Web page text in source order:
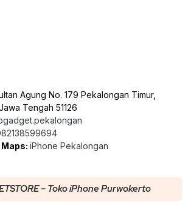
Agung No. 179 Pekalongan Timur,
Tengah 51126
iPhone Pekalongan
– Toko iPhone Purwokerto